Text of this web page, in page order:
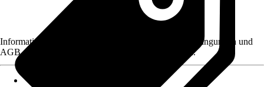
Informationen des Verkäufers, wie z. B. Rückgabebedingungen und
AGB, finden Sie bei Klick auf den Verkäufernamen.